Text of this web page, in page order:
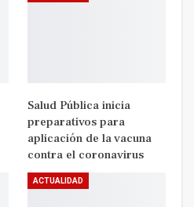
Salud Pública inicia
preparativos para
aplicación de la vacuna
contra el coronavirus
ACTUALIDAD